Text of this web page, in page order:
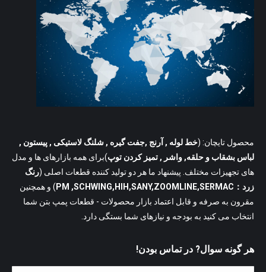
محصول تایچان: (خط لوله , آرنج ,جفت گیره , شلنگ لاستیکی , پیستون ,
لباس بشقاب و حلقه, واشر , تمیز کردن توپ)برای همه بازارهای ها و مدل
های تجهیزات مختلف. پیشنهاد ما هر دو تولید کننده قطعات اصلی (رنگ
زرد：PM ,SCHWING,HIH,SANY,ZOOMLINE,SERMAC
) و همچنین
مقرون به صرفه و قابل اعتماد بازار محصولات - قطعات پمپ بتن شما
انتخاب می کنید به بودجه و نیازهای شما بستگی دارد.
هر گونه سوال? در تماس بودن!